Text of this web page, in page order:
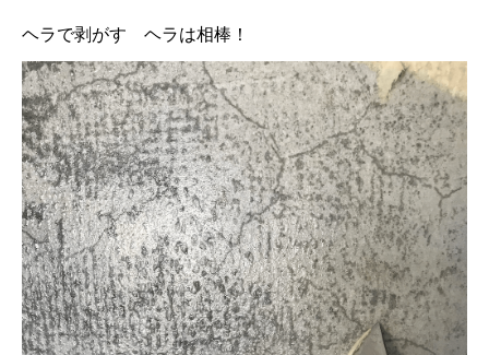
ヘラで剥がす ヘラは相棒！